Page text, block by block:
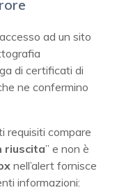
ad un sito
di certificati di
ne confermino
requisiti compare
riuscita” e non è
nell’alert fornisce
informazioni: